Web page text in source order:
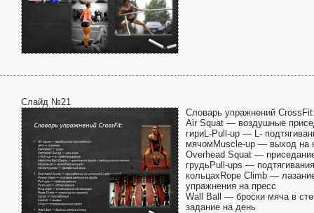
Слайд №21
Словарь упражнений
Air Squat — воздушные
гириL-Pull-up — L-
мячомMuscle-up — выход на
Overhead Squat —
грудьPull-ups —
кольцахRope Climb —
упражнения на пресс
Wall Ball — броски мяча в
задание на день